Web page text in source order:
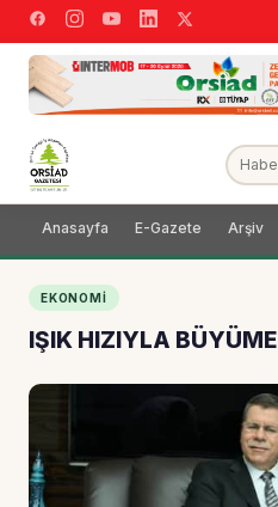
Anasayfa E-Gazete Arşiv
EKONOMI
IŞIK HIZIYLA BÜYÜME